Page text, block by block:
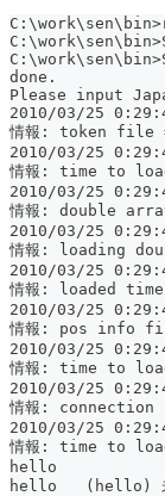
done.
Please input
2010/03/25
情報: token file
2010/03/25
情報: time to
2010/03/25
情報: double
2010/03/25
情報: loading
2010/03/25
情報: loaded
2010/03/25
情報: pos info
2010/03/25
情報: time to
2010/03/25
情報:
2010/03/25
情報: time to
hello
hello   (hello)